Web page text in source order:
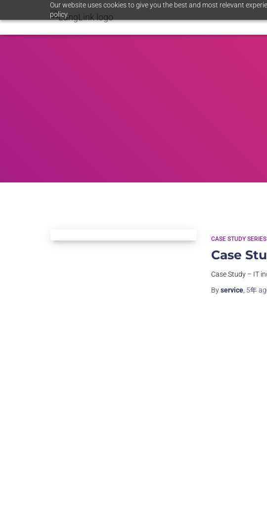
Our website uses cookies to give you the best and most relevant
policy.
CASE STUDY SERIES
Case
Case Study – IT
Byservice 5年